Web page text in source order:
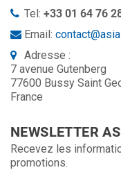
Tel: +33 01 64 76
Email:
Adresse :
7 avenue Gutenberg
77600 Bussy Saint
France
NEWSLETTER
Recevez les
promotions.